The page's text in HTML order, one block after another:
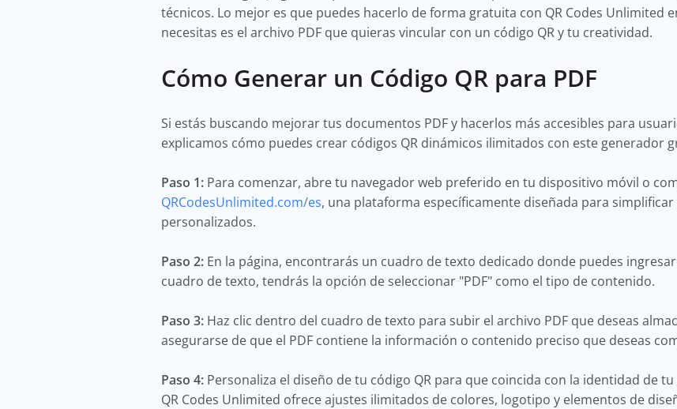
técnicos. Lo mejor es que puedes hacerlo de forma gratuita con QR Codes Unlimited
necesitas es el archivo PDF que quieras vincular con un código QR y tu creatividad.
Cómo Generar un Código QR para PDF
Si estás buscando mejorar tus documentos PDF y hacerlos más accesibles para
explicamos cómo puedes crear códigos QR dinámicos ilimitados con este generador
Paso 1: Para comenzar, abre tu navegador web preferido en tu dispositivo móvil o
QRCodesUnlimited.com/es, una plataforma específicamente diseñada para
personalizados.
Paso 2: En la página, encontrarás un cuadro de texto dedicado donde puedes
cuadro de texto, tendrás la opción de seleccionar "PDF" como el tipo de contenido.
Paso 3: Haz clic dentro del cuadro de texto para subir el archivo PDF que deseas
asegurarse de que el PDF contiene la información o contenido preciso que deseas
Paso 4: Personaliza el diseño de tu código QR para que coincida con la identidad de
QR Codes Unlimited ofrece ajustes ilimitados de colores, logotipo y elementos de